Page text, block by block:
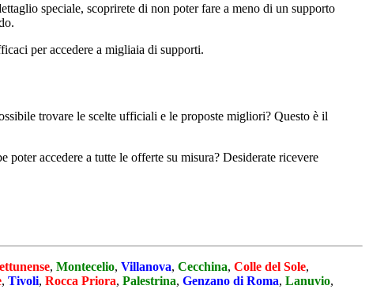
speciale, scoprirete di non poter fare a meno di un supporto
per accedere a migliaia di supporti.
trovare le scelte ufficiali e le proposte migliori? Questo è il
accedere a tutte le offerte su misura? Desiderate ricevere
, Montecelio, Villanova, Cecchina, Colle del Sole,
, Tivoli, Rocca Priora, Palestrina, Genzano di Roma, Lanuvio,